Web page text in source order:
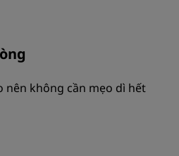
nên không cần mẹo dì hết